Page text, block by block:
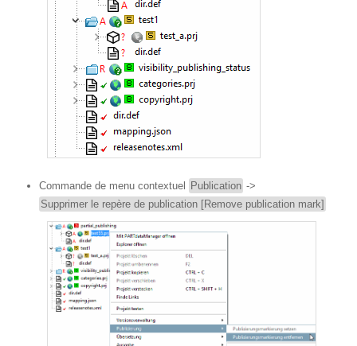
Commande de menu contextuel Publication ->
Supprimer le repère de publication [Remove publication mark]